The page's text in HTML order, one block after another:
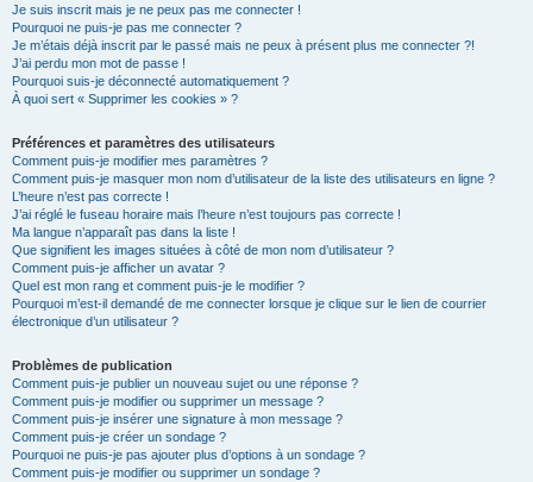
Je suis inscrit mais je ne peux pas me connecter !
Pourquoi ne puis-je pas me connecter ?
Je m’étais déjà inscrit par le passé mais ne peux à présent plus me connecter ?!
J’ai perdu mon mot de passe !
Pourquoi suis-je déconnecté automatiquement ?
À quoi sert « Supprimer les cookies » ?
Préférences et paramètres des utilisateurs
Comment puis-je modifier mes paramètres ?
Comment puis-je masquer mon nom d’utilisateur de la liste des utilisateurs en ligne ?
L’heure n’est pas correcte !
J’ai réglé le fuseau horaire mais l’heure n’est toujours pas correcte !
Ma langue n’apparaît pas dans la liste !
Que signifient les images situées à côté de mon nom d’utilisateur ?
Comment puis-je afficher un avatar ?
Quel est mon rang et comment puis-je le modifier ?
Pourquoi m’est-il demandé de me connecter lorsque je clique sur le lien de courrier
électronique d’un utilisateur ?
Problèmes de publication
Comment puis-je publier un nouveau sujet ou une réponse ?
Comment puis-je modifier ou supprimer un message ?
Comment puis-je insérer une signature à mon message ?
Comment puis-je créer un sondage ?
Pourquoi ne puis-je pas ajouter plus d’options à un sondage ?
Comment puis-je modifier ou supprimer un sondage ?